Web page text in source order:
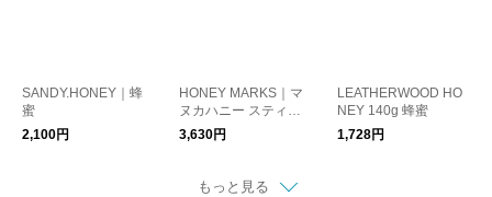
SANDY.HONEY｜蜂
蜜
2,100円
HONEY MARKS｜マ
ヌカハニー スティッ
クタイプ ギフトセッ
ト
3,630円
LEATHERWOOD HO
NEY 140g 蜂蜜
1,728円
もっと見る